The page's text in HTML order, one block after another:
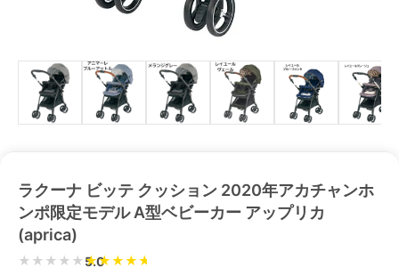
ラクーナ ビッテ クッション 2020年アカチャンホ
ンポ限定モデル A型ベビーカー アップリカ
(aprica)
★★★★★5.0